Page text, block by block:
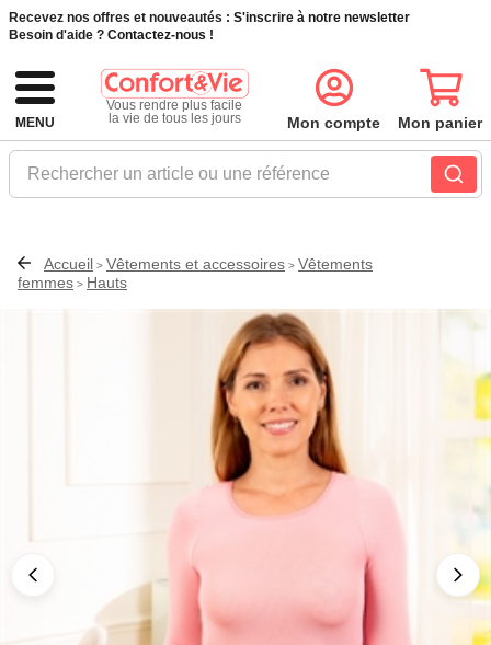
Recevez nos offres et nouveautés : S'inscrire à notre newsletter
Besoin d'aide ? Contactez-nous !
MENU
Vous rendre plus facile
la vie de tous les jours
Rechercher un article ou une référence
Mon compte Mon panier
Accueil > Vêtements et accessoires > Vêtements
femmes > Hauts